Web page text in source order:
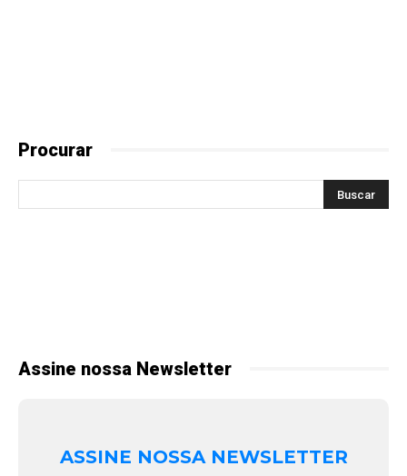
Procurar
Assine nossa Newsletter
ASSINE NOSSA NEWSLETTER